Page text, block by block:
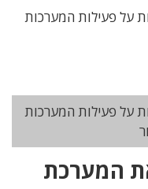
על פעילות המערכות
המערכת